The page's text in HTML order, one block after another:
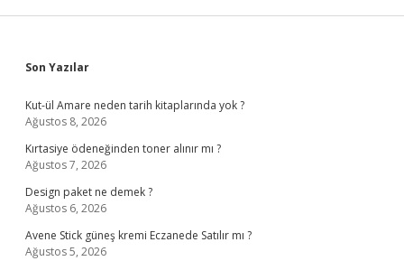
Sidebar
Son Yazılar
Kut-ül Amare neden tarih kitaplarında yok ?
Ağustos 8, 2026
Kırtasiye ödeneğinden toner alınır mı ?
Ağustos 7, 2026
Design paket ne demek ?
Ağustos 6, 2026
Avene Stick güneş kremi Eczanede Satılır mı ?
Ağustos 5, 2026